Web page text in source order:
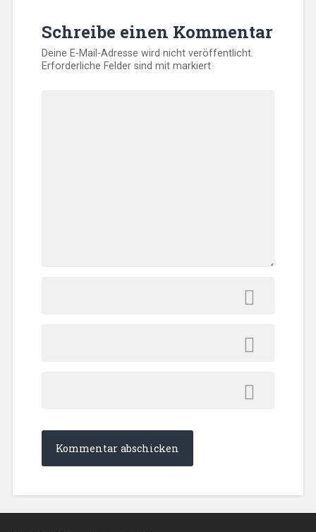
Schreibe einen Kommentar
Deine E-Mail-Adresse wird nicht veröffentlicht.
Erforderliche Felder sind mitmarkiert